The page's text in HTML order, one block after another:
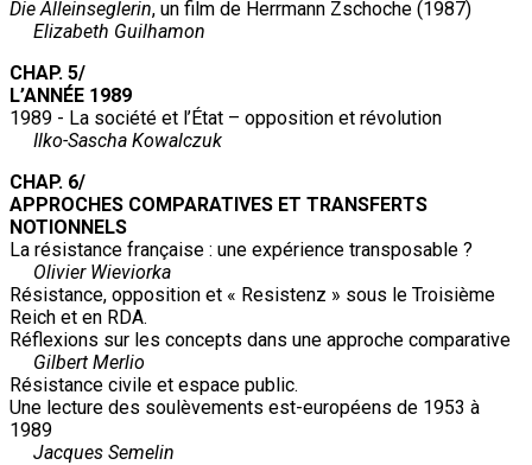
Die Alleinseglerin, un film de Herrmann Zschoche (1987)
Elizabeth Guilhamon
CHAP. 5/
L’ANNÉE 1989
1989 - La société et l’État – opposition et révolution
Ilko-Sascha Kowalczuk
CHAP. 6/
APPROCHES COMPARATIVES ET TRANSFERTS
NOTIONNELS
La résistance française : une expérience transposable ?
Olivier Wieviorka
Résistance, opposition et « Resistenz » sous le Troisième
Reich et en RDA.
Réflexions sur les concepts dans une approche comparative
Gilbert Merlio
Résistance civile et espace public.
Une lecture des soulèvements est-européens de 1953 à
1989
Jacques Semelin